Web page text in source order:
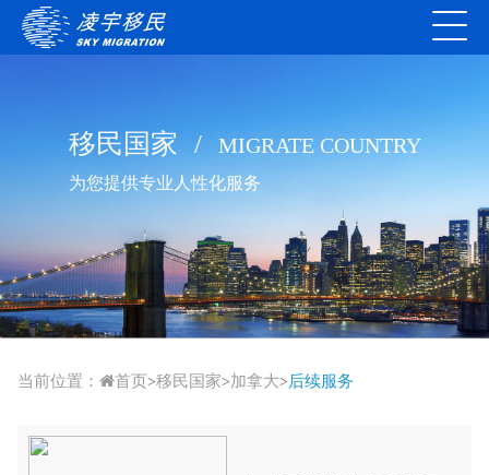
移民国家 / MIGRATE COUNTRY
为您提供专业人性化服务
当前位置： 首页>移民国家>加拿大> 后续服务